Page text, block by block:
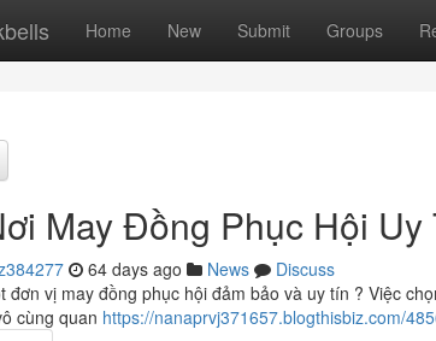
Home New Submit Groups
May Đồng Phục Hội
64 days ago News
Discuss
đơn vị may đồng phục hội đảm bảo và uy tín ? Việc
cùng quan https://nanaprvj371657.blogthisbiz.com/